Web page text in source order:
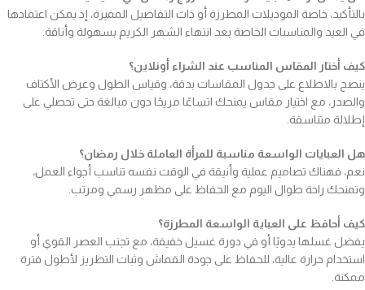
بالتأكيد، خاصة الموديلات المطرزة أو ذات التفاصيل المميزة، إذ يمكن اعتمادها
في العيد والمناسبات الخاصة بعد انتهاء الشهر الكريم بسهولة وأناقة.
كيف أختار المقاس المناسب عند الشراء أونلاين؟
ينصح بالاطلاع على جدول المقاسات بدقة، وقياس الطول وعرض الأكتاف
والصدر، مع اختيار مقاس يمنحك اتساعًا مريحًا دون مبالغة حتى تحصلي على
إطلالة متناسقة.
هل العبايات الواسعة مناسبة للمرأة العاملة خلال رمضان؟
نعم، فهناك تصاميم عملية وأنيقة في الوقت نفسه تناسب أجواء العمل،
وتمنحك راحة طوال اليوم مع الحفاظ على مظهر رسمي ومرتب.
كيف أحافظ على العباية الواسعة المطرزة؟
يفضل غسلها يدويًا أو في دورة غسيل خفيفة، مع تجنب العصر القوي أو
استخدام حرارة عالية، للحفاظ على جودة القماش وثبات التطريز لأطول فترة
ممكنة.